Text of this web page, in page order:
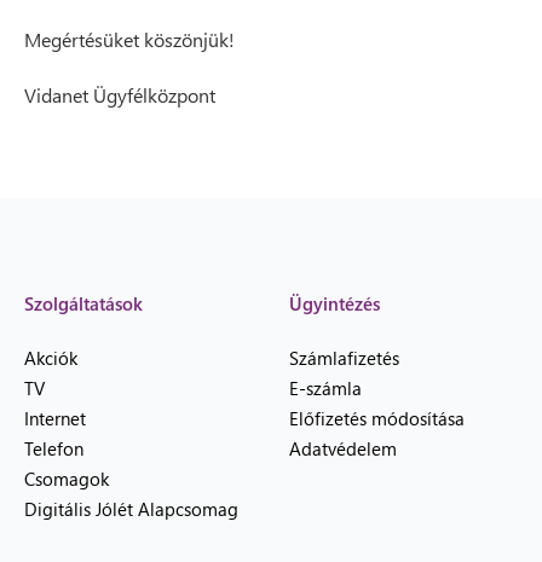
Megértésüket köszönjük!
Vidanet Ügyfélközpont
Szolgáltatások
Akciók
TV
Internet
Telefon
Csomagok
Digitális Jólét Alapcsomag
Ügyintézés
Számlafizetés
E-számla
Előfizetés módosítása
Adatvédelem